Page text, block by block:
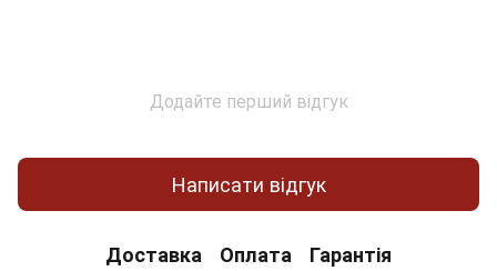
Додайте перший відгук
Написати відгук
Доставка Оплата Гарантія